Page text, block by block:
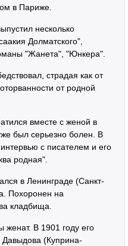
в Париже.
несколько
Долматского",
"Жанета", "Юнкера".
страдая как от
от родной
вместе с женой в
был серьезно болен. В
интервью с писателем и его
родная".
в Ленинграде (Санкт-
Похоронен на
кладбища.
В 1901 году его
Давыдова (Куприна-